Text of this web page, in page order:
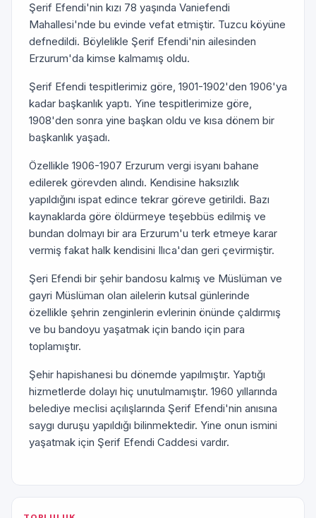
Şerif Efendi'nin kızı 78 yaşında Vaniefendi
Mahallesi'nde bu evinde vefat etmiştir. Tuzcu köyüne
defnedildi. Böylelikle Şerif Efendi'nin ailesinden
Erzurum'da kimse kalmamış oldu.
Şerif Efendi tespitlerimiz göre, 1901-1902'den 1906'ya
kadar başkanlık yaptı. Yine tespitlerimize göre,
1908'den sonra yine başkan oldu ve kısa dönem bir
başkanlık yaşadı.
Özellikle 1906-1907 Erzurum vergi isyanı bahane
edilerek görevden alındı. Kendisine haksızlık
yapıldığını ispat edince tekrar göreve getirildi. Bazı
kaynaklarda göre öldürmeye teşebbüs edilmiş ve
bundan dolmayı bir ara Erzurum'u terk etmeye karar
vermiş fakat halk kendisini Ilıca'dan geri çevirmiştir.
Şeri Efendi bir şehir bandosu kalmış ve Müslüman ve
gayri Müslüman olan ailelerin kutsal günlerinde
özellikle şehrin zenginlerin evlerinin önünde çaldırmış
ve bu bandoyu yaşatmak için bando için para
toplamıştır.
Şehir hapishanesi bu dönemde yapılmıştır. Yaptığı
hizmetlerde dolayı hiç unutulmamıştır. 1960 yıllarında
belediye meclisi açılışlarında Şerif Efendi'nin anısına
saygı duruşu yapıldığı bilinmektedir. Yine onun ismini
yaşatmak için Şerif Efendi Caddesi vardır.